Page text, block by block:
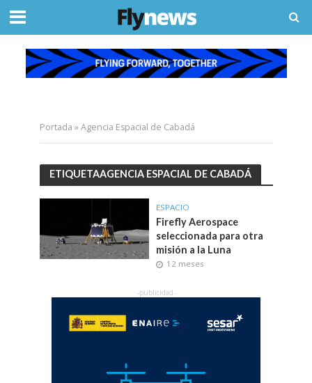
Portada »Agencia Espacial de Cabadá
ETIQUETAAGENCIA ESPACIAL DE CABADÁ
ESPACIO
Firefly Aerospace
seleccionada para otra
misión a la Luna
12 meses